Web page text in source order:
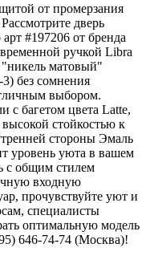
от промерзания
дверь
#197206 от бренда
ручкой Libra
"никель матовый"
без сомнения
выбором.
с багетом цвета Latte,
стойкостью к
стороны Эмаль
уровень уюта в вашем
с общим стилем
входную
прочувствуйте уют и
специалисты
оптимальную модель
646-74-74 (Москва)!